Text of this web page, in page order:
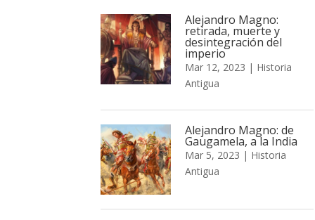
Alejandro Magno:
retirada, muerte y
desintegración del
imperio
Mar 12, 2023 | Historia
Antigua
Alejandro Magno: de
Gaugamela, a la India
Mar 5, 2023 | Historia
Antigua